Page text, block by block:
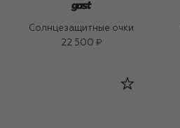
Солнцезащитные очки
22 500 ₽